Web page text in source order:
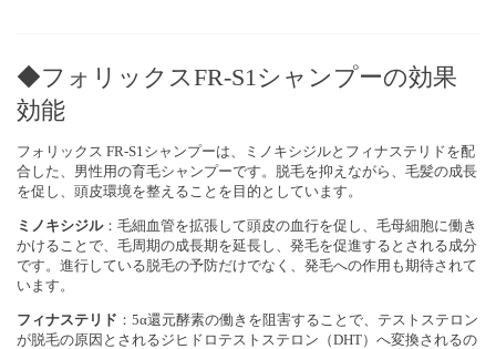
◆フォリックスFR-S1シャンプーの効果
効能
フォリックス FR-S1シャンプーは、ミノキシジルとフィナステリドを配
合した、男性用の育毛シャンプーです。脱毛を抑えながら、毛髪の成長
を促し、頭皮環境を整えることを目的としています。
ミノキシジル：毛細血管を拡張して頭皮の血行を促し、毛母細胞に働き
かけることで、毛周期の成長期を延長し、発毛を促進するとされる成分
です。進行している脱毛の予防だけでなく、発毛への作用も期待されて
います。
フィナステリド ：5α還元酵素の働きを阻害することで、テストステロン
が脱毛の原因とされるジヒドロテストステロン（DHT）へ変換されるの